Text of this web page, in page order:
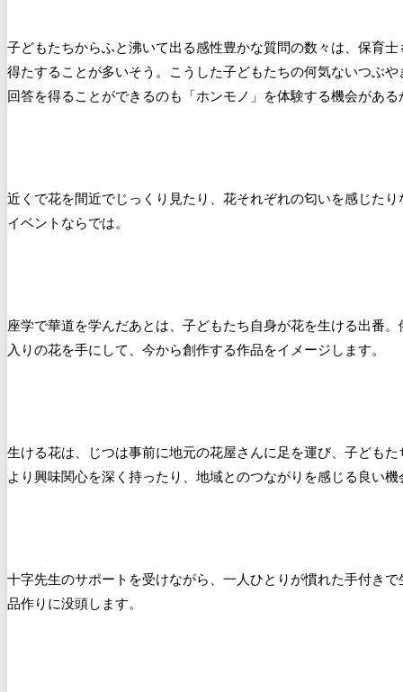
子どもたちからふと沸いて出る感性豊かな質問の数々は、保育
得たすることが多いそう。こうした子どもたちの何気ないつぶ
回答を得ることができるのも「ホンモノ」を体験する機会がある
近くで花を間近でじっくり見たり、花それぞれの匂いを感じた
イベントならでは。
座学で華道を学んだあとは、子どもたち自身が花を生ける出番
入りの花を手にして、今から創作する作品をイメージします。
生ける花は、じつは事前に地元の花屋さんに足を運び、子ども
より興味関心を深く持ったり、地域とのつながりを感じる良い
十字先生のサポートを受けながら、一人ひとりが慣れた手付き
品作りに没頭します。